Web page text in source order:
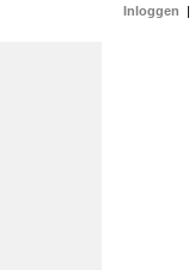
Inloggen |